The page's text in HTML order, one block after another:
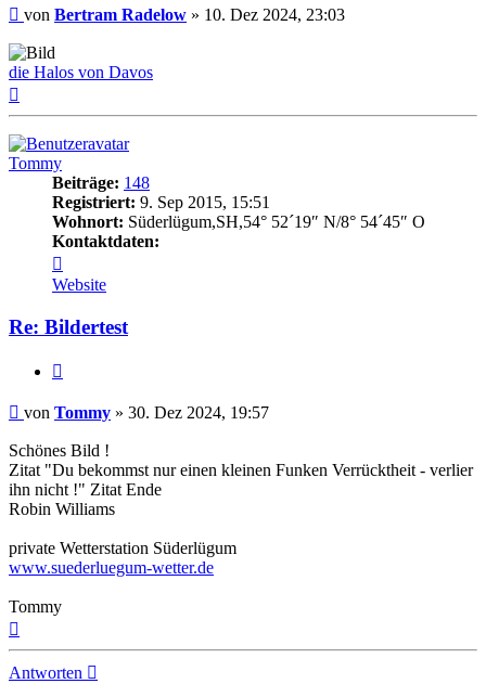
Beitrag
von Bertram Radelow » 10. Dez 2024, 23:03
die Halos von Davos
Tommy
Beiträge: 148
Registriert: 9. Sep 2015, 15:51
Wohnort: Süderlügum,SH,54° 52´19″ N/8° 54´45″ O
Kontaktdaten:
von
Tommy
Website
Re: Bildertest
Beitrag
von Tommy » 30. Dez 2024, 19:57
Schönes Bild !
Zitat "Du bekommst nur einen kleinen Funken Verrücktheit - verlier
ihn nicht !" Zitat Ende
Robin Williams
private Wetterstation Süderlügum
www.suederluegum-wetter.de
Tommy
oben
Antworten